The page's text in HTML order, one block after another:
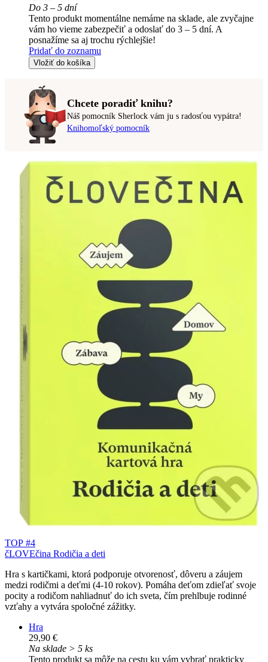
Do 3 – 5 dní
Tento produkt momentálne nemáme na sklade, ale zvyčajne
vám ho vieme zabezpečiť a odoslať do 3 – 5 dní. A
posnažíme sa aj trochu rýchlejšie!
Pridať do zoznamu
Vložiť do košíka
Chcete poradiť knihu?
Náš pomocník Sherlock vám ju s radosťou vypátra!
Knihomoľský pomocník
TOP #4
čLOVEčina Rodičia a deti
Hra s kartičkami, ktorá podporuje otvorenosť, dôveru a záujem
medzi rodičmi a deťmi (4-10 rokov). Pomáha deťom zdieľať svoje
pocity a rodičom nahliadnuť do ich sveta, čím prehlbuje rodinné
vzťahy a vytvára spoločné zážitky.
Hra
29,90 €
Na sklade > 5 ks
Tento produkt sa môže na cestu ku vám vybrať prakticky